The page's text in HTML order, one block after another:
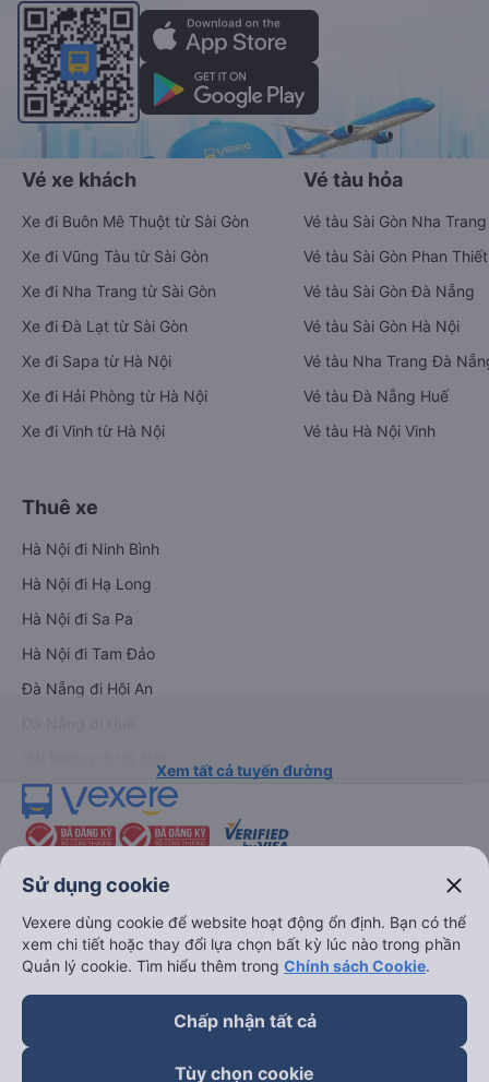
Vé xe khách
Xe đi Buôn Mê Thuột từ Sài Gòn
Xe đi Vũng Tàu từ Sài Gòn
Xe đi Nha Trang từ Sài Gòn
Xe đi Đà Lạt từ Sài Gòn
Xe đi Sapa từ Hà Nội
Xe đi Hải Phòng từ Hà Nội
Xe đi Vinh từ Hà Nội
Vé tàu hỏa
Vé tàu Sài Gòn Nha Trang
Vé tàu Sài Gòn Phan Thiết
Vé tàu Sài Gòn Đà Nẵng
Vé tàu Sài Gòn Hà Nội
Vé tàu Nha Trang Đà
Vé tàu Đà Nẵng Huế
Vé tàu Hà Nội Vinh
Thuê xe
Hà Nội đi Ninh Bình
Hà Nội đi Hạ Long
Hà Nội đi Sa Pa
Hà Nội đi Tam Đảo
Đà Nẵng đi Hội An
Xem tất cả tuyến đường
keyboard_arrow_down
Về chúng tôi
Sử dụng cookie close
Vexere dùng cookie để website hoạt động ổn định. Bạn có thể
xem chi tiết hoặc thay đổi lựa chọn bất kỳ lúc nào trong phần
Quản lý cookie. Tìm hiểu thêm trong Chính sách Cookie.
Chấp nhận tất cả
Tùy chọn cookie